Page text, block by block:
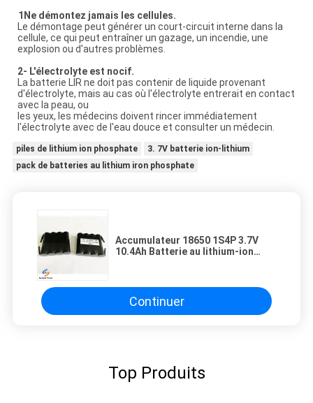
1Ne démontez jamais les cellules.
Le démontage peut générer un court-circuit interne dans la
cellule, ce qui peut entraîner un gazage, un incendie, une
explosion ou d'autres problèmes.
2- L'électrolyte est nocif.
La batterie LIR ne doit pas contenir de liquide provenant
d'électrolyte, mais au cas où l'électrolyte entrerait en contact
avec la peau, ou
les yeux, les médecins doivent rincer immédiatement
l'électrolyte avec de l'eau douce et consulter un médecin.
piles de lithium ion phosphate
3. 7V batterie ion-lithium
pack de batteries au lithium iron phosphate
Accumulateur 18650 1S4P 3.7V
10.4Ah Batterie au lithium-ion
Continuer
Top Produits